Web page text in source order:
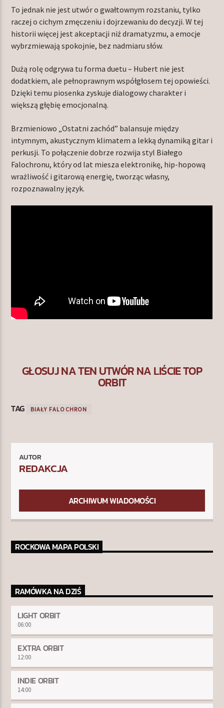
To jednak nie jest utwór o gwałtownym rozstaniu, tylko
raczej o cichym zmęczeniu i dojrzewaniu do decyzji. W tej
historii więcej jest akceptacji niż dramatyzmu, a emocje
wybrzmiewają spokojnie, bez nadmiaru słów.
Dużą rolę odgrywa tu forma duetu – Hubert nie jest
dodatkiem, ale pełnoprawnym współgłosem tej opowieści.
Dzięki temu piosenka zyskuje dialogowy charakter i
większą głębię emocjonalną.
Brzmieniowo „Ostatni zachód” balansuje między
intymnym, akustycznym klimatem a lekką dynamiką gitar i
perkusji. To połączenie dobrze rozwija styl Białego
Falochronu, który od lat miesza elektronikę, hip-hopową
wrażliwość i gitarową energię, tworząc własny,
rozpoznawalny język.
GŁOSUJ NA TEN UTWÓR NA LIŚCIE TOP
ORBIT
TAG BIAŁY FALOCHRON
AUTOR
REDAKCJA
ARCHIWUM WIADOMOŚCI
ROCKOWA MAPA POLSKI
RAMÓWKA NA DZIŚ
LIGHT ORBIT
06:00
EXTRA ORBIT
12:00
INDIE ORBIT
14:00